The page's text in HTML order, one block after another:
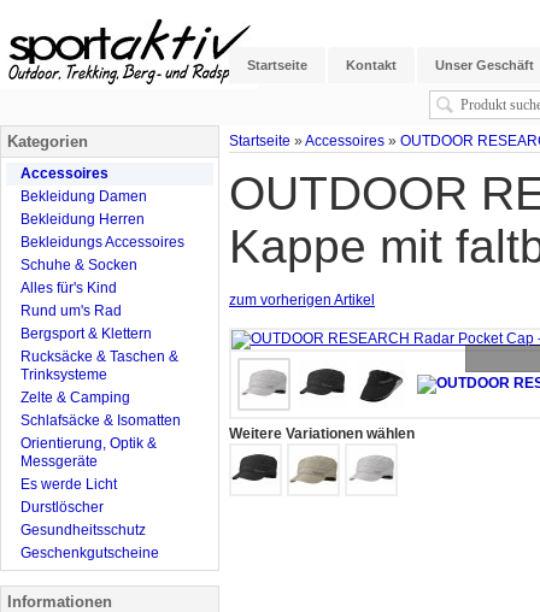
Startseite Kontakt Unser Geschäft
Startseite » Accessoires » OUTDOOR
OUTDOOR
Kappe mit
zum vorherigen Artikel
Weitere Variationen wählen
Kategorien
Accessoires
Bekleidung Damen
Bekleidung Herren
Bekleidungs Accessoires
Schuhe & Socken
Alles für's Kind
Rund um's Rad
Bergsport & Klettern
Rucksäcke & Taschen &
Trinksysteme
Zelte & Camping
Schlafsäcke & Isomatten
Orientierung, Optik &
Messgeräte
Es werde Licht
Durstlöscher
Gesundheitsschutz
Geschenkgutscheine
Informationen